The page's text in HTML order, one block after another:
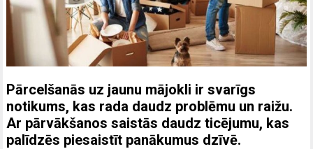
Pārcelšanās uz jaunu mājokli ir svarīgs
notikums, kas rada daudz problēmu un raižu.
Ar pārvākšanos saistās daudz ticējumu, kas
palīdzēs piesaistīt panākumus dzīvē.